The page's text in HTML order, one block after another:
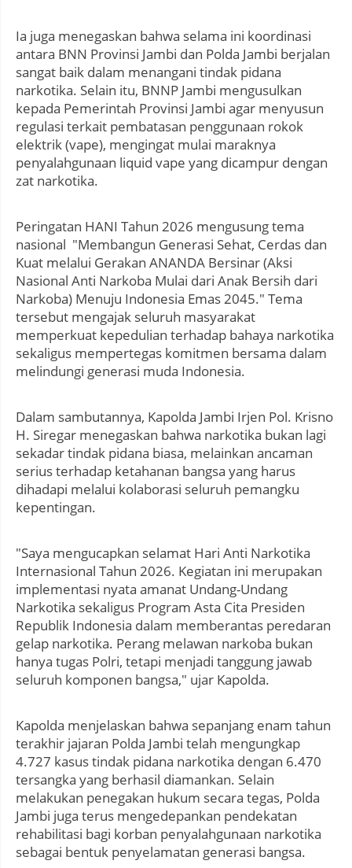
Ia juga menegaskan bahwa selama ini koordinasi
antara BNN Provinsi Jambi dan Polda Jambi berjalan
sangat baik dalam menangani tindak pidana
narkotika. Selain itu, BNNP Jambi mengusulkan
kepada Pemerintah Provinsi Jambi agar menyusun
regulasi terkait pembatasan penggunaan rokok
elektrik (vape), mengingat mulai maraknya
penyalahgunaan liquid vape yang dicampur dengan
zat narkotika.
Peringatan HANI Tahun 2026 mengusung tema
nasional "Membangun Generasi Sehat, Cerdas dan
Kuat melalui Gerakan ANANDA Bersinar (Aksi
Nasional Anti Narkoba Mulai dari Anak Bersih dari
Narkoba) Menuju Indonesia Emas 2045." Tema
tersebut mengajak seluruh masyarakat
memperkuat kepedulian terhadap bahaya narkotika
sekaligus mempertegas komitmen bersama dalam
melindungi generasi muda Indonesia.
Dalam sambutannya, Kapolda Jambi Irjen Pol. Krisno
H. Siregar menegaskan bahwa narkotika bukan lagi
sekadar tindak pidana biasa, melainkan ancaman
serius terhadap ketahanan bangsa yang harus
dihadapi melalui kolaborasi seluruh pemangku
kepentingan.
"Saya mengucapkan selamat Hari Anti Narkotika
Internasional Tahun 2026. Kegiatan ini merupakan
implementasi nyata amanat Undang-Undang
Narkotika sekaligus Program Asta Cita Presiden
Republik Indonesia dalam memberantas peredaran
gelap narkotika. Perang melawan narkoba bukan
hanya tugas Polri, tetapi menjadi tanggung jawab
seluruh komponen bangsa," ujar Kapolda.
Kapolda menjelaskan bahwa sepanjang enam tahun
terakhir jajaran Polda Jambi telah mengungkap
4.727 kasus tindak pidana narkotika dengan 6.470
tersangka yang berhasil diamankan. Selain
melakukan penegakan hukum secara tegas, Polda
Jambi juga terus mengedepankan pendekatan
rehabilitasi bagi korban penyalahgunaan narkotika
sebagai bentuk penyelamatan generasi bangsa.